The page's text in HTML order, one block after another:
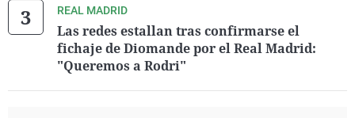
REAL MADRID
Las redes estallan tras confirmarse el
fichaje de Diomande por el Real Madrid:
"Queremos a Rodri"